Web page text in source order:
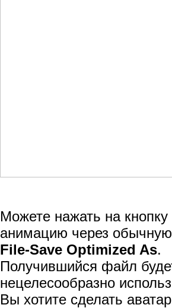
Можете нажать на кнопку
анимацию через
File-Save Optimized As.
Получившийся файл
нецелесообразно
Вы хотите сделать